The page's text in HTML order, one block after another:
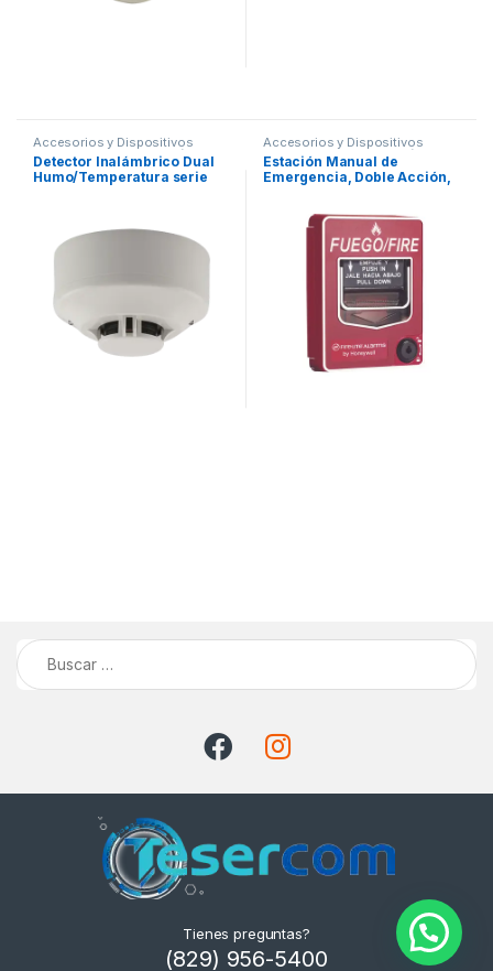
Accesorios y Dispositivos
Direccionables, Detección de
Fuego
Detector Inalámbrico Dual
Humo/Temperatura serie
Accesorios y Dispositivos
Direccionables Detección de
Fuego
Estación Manual de
Emergencia, Doble Acción,
Buscar:
Tienes preguntas?
(829) 956-5400